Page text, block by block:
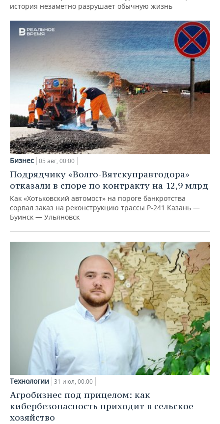
история незаметно разрушает обычную жизнь
Бизнес 05 авг, 00:00
Подрядчику «Волго-Вятскуправтодора»
отказали в споре по контракту на 12,9 млрд
Как «Хотьковский автомост» на пороге банкротства
сорвал заказ на реконструкцию трассы Р‑241 Казань —
Буинск — Ульяновск
Технологии 31 июл, 00:00
Агробизнес под прицелом: как
кибербезопасность приходит в сельское
хозяйство